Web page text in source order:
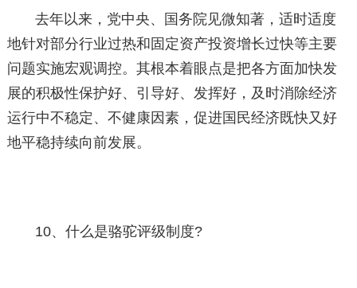
去年以来，党中央、国务院见微知著，适时适度
地针对部分行业过热和固定资产投资增长过快等主要
问题实施宏观调控。其根本着眼点是把各方面加快发
展的积极性保护好、引导好、发挥好，及时消除经济
运行中不稳定、不健康因素，促进国民经济既快又好
地平稳持续向前发展。
10、什么是骆驼评级制度?